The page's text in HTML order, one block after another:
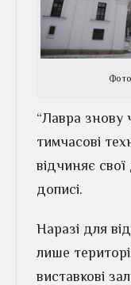
“Лавра знову
тимчасові
відчиняє свої
дописі.
Наразі для
лише
виставкові